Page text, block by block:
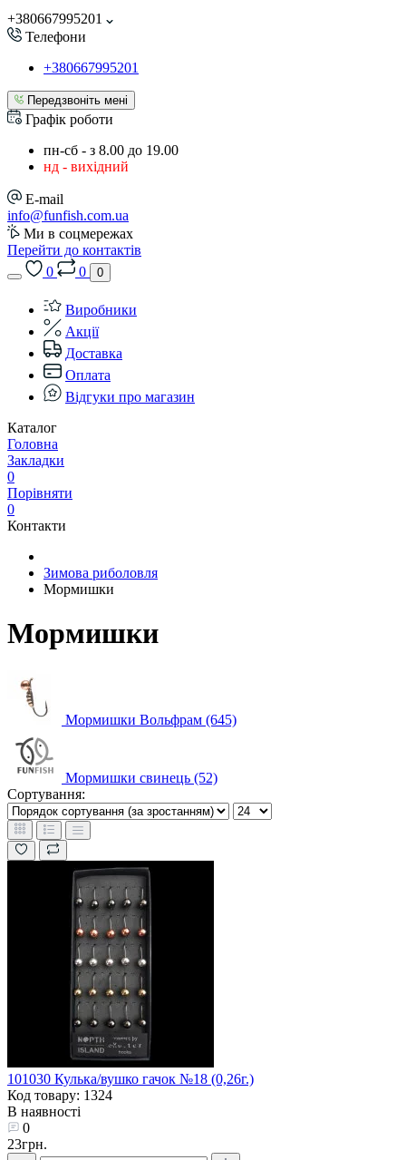
+380667995201
Телефони
+380667995201
Передзвоніть мені
Графік роботи
пн-сб - з 8.00 до 19.00
нд - вихідний
E-mail
info@funfish.com.ua
Ми в соцмережах
Перейти до контактів
0
0 0
Виробники
Акції
Доставка
Оплата
Відгуки про магазин
Каталог
Головна
Закладки
0
Порівняти
0
Контакти
Зимова риболовля
Мормишки
Мормишки
Мормишки Вольфрам (645)
Мормишки свинець (52)
Сортування:
101030 Кулька/вушко гачок №18 (0,26г.)
Код товару: 1324
В наявності
0
23грн.